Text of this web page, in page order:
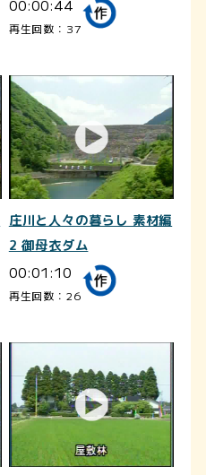
00:00:44
再生回数：37
庄川と人々の暮らし 素材編
2 御母衣ダム
00:01:10
再生回数：26